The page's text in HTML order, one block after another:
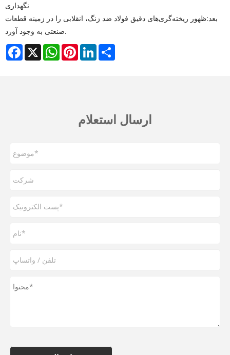
نگهداری
بعد:ظهور ریخته‌گری‌های دقیق فولاد ضد زنگ، انقلابی را در زمینه قطعات
صنعتی به وجود آورد.
Facebook
X WhatsAppPinterestLinkedIn
ارسال استعلام